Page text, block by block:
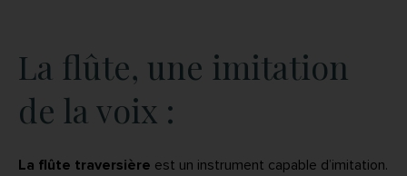
La flûte, une imitation
de la voix :
La flûte traversière est un instrument capable d’imitation.